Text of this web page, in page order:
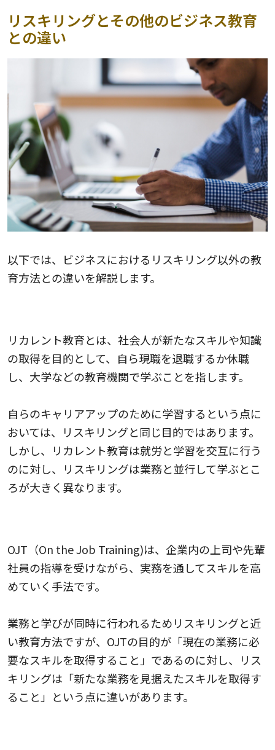
リスキリングとその他のビジネス教育
との違い
以下では、ビジネスにおけるリスキリング以外の教
育方法との違いを解説します。
リカレント教育とは、社会人が新たなスキルや知識
の取得を目的として、自ら現職を退職するか休職
し、大学などの教育機関で学ぶことを指します。
自らのキャリアアップのために学習するという点に
おいては、リスキリングと同じ目的ではあります。
しかし、リカレント教育は就労と学習を交互に行う
のに対し、リスキリングは業務と並行して学ぶとこ
ろが大きく異なります。
OJT（On the Job Training)は、企業内の上司や先輩
社員の指導を受けながら、実務を通してスキルを高
めていく手法です。
業務と学びが同時に行われるためリスキリングと近
い教育方法ですが、OJTの目的が「現在の業務に必
要なスキルを取得すること」であるのに対し、リス
キリングは「新たな業務を見据えたスキルを取得す
ること」という点に違いがあります。